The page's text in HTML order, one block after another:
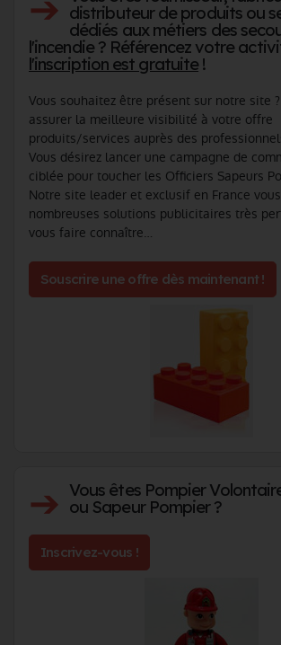
distributeur de produits ou
dédiés aux métiers des
l'incendie ? Référencez votre
l'inscription est gratuite !
Vous souhaitez être présent sur notre site
assurer la meilleure visibilité à votre offre
produits/services auprès des
Vous désirez lancer une campagne de
ciblée pour toucher les Officiers Sapeurs
Notre site leader et exclusif en France
nombreuses solutions publicitaires très
vous faire connaître…
Souscrire une offre dès maintenant !
➔ Vous êtes Pompier
ou Sapeur Pompier ?
Inscrivez-vous !